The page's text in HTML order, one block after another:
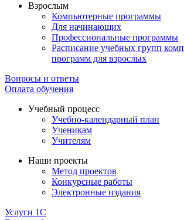
Взрослым
Компьютерные программы
Для начинающих
Профессиональные программы
Расписание учебных групп
программ для взрослых
Вопросы и ответы
Оплата обучения
Учебный процесс
Учебно-календарный план
Ученикам
Учителям
Наши проекты
Метод проектов
Конкурсные работы
Электронные издания
Услуги 1C